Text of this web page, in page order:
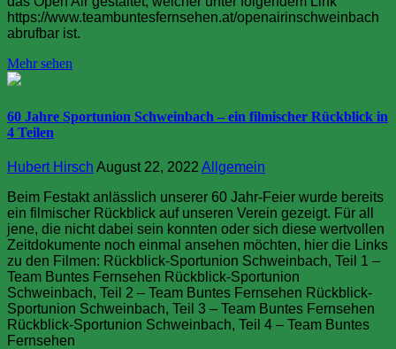
https://www.teambuntesfernsehen.at/openairinschweinbach
abrufbar ist.
Mehr sehen
60 Jahre Sportunion Schweinbach – ein filmischer Rückblick in
4 Teilen
Hubert Hirsch August 22, 2022 Allgemein
Beim Festakt anlässlich unserer 60 Jahr-Feier wurde bereits
ein filmischer Rückblick auf unseren Verein gezeigt. Für all
jene, die nicht dabei sein konnten oder sich diese wertvollen
Zeitdokumente noch einmal ansehen möchten, hier die Links
zu den Filmen: Rückblick-Sportunion Schweinbach, Teil 1 –
Team Buntes Fernsehen Rückblick-Sportunion
Schweinbach, Teil 2 – Team Buntes Fernsehen Rückblick-
Sportunion Schweinbach, Teil 3 – Team Buntes Fernsehen
Rückblick-Sportunion Schweinbach, Teil 4 – Team Buntes
Fernsehen